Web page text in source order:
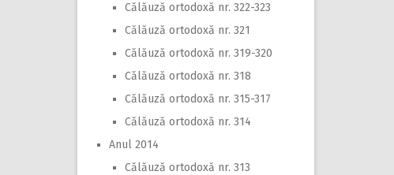
Călăuză ortodoxă nr. 322-323
Călăuză ortodoxă nr. 321
Călăuză ortodoxă nr. 319-320
Călăuză ortodoxă nr. 318
Călăuză ortodoxă nr. 315-317
Călăuză ortodoxă nr. 314
Anul 2014
Călăuză ortodoxă nr. 313